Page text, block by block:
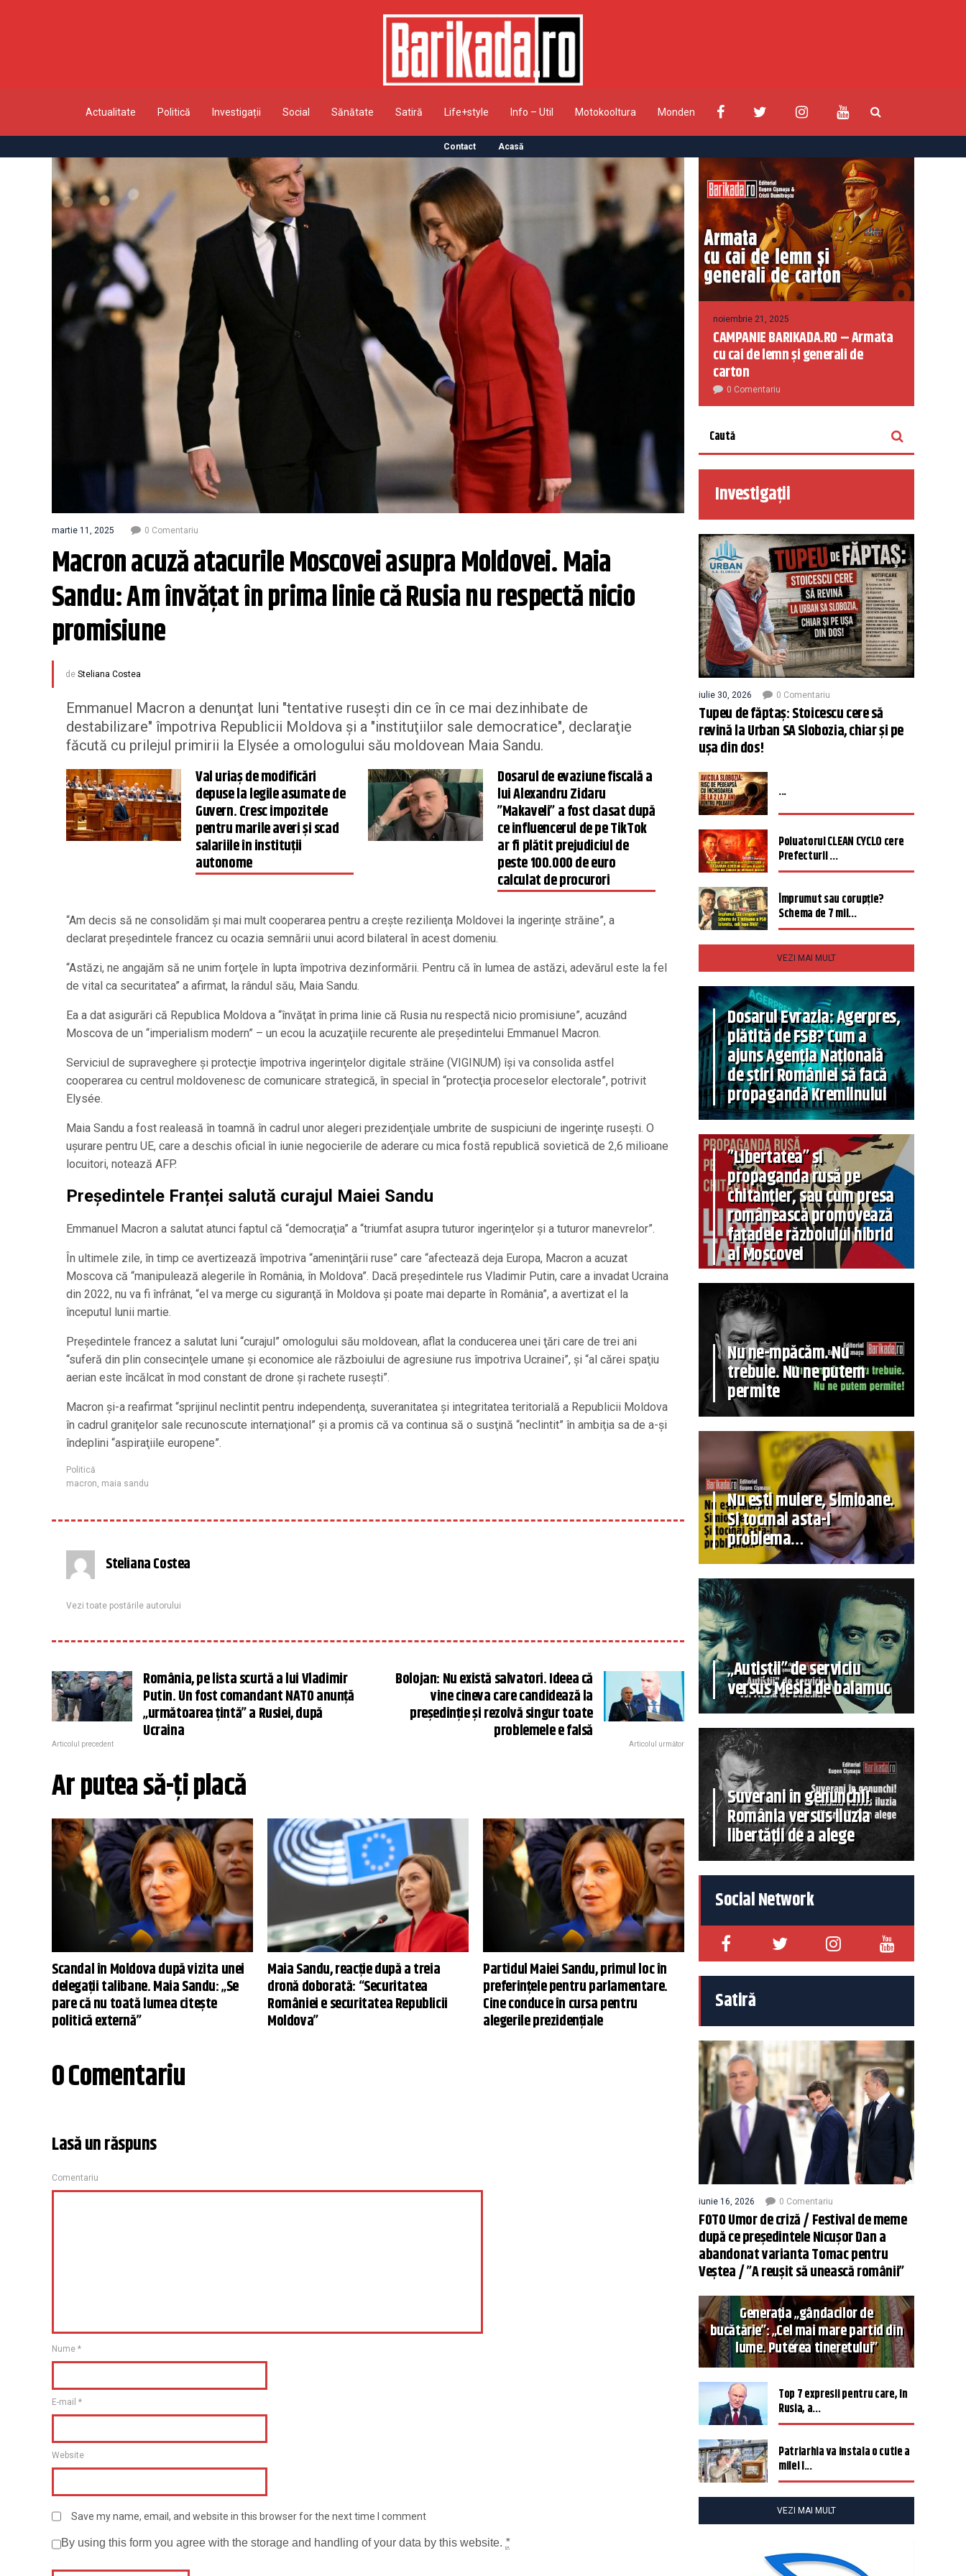
Actualitate Politică Investigații Social Sănătate Satiră Life+style Info – Util Motokooltura Monden
Contact Acasă
martie 11, 2025 0 Comentariu
Macron acuză atacurile Moscovei asupra Moldovei. Maia
Sandu: Am învăţat în prima linie că Rusia nu respectă nicio
promisiune
de Steliana Costea
Emmanuel Macron a denunţat luni "tentative ruseşti din ce în ce mai dezinhibate de
destabilizare" împotriva Republicii Moldova şi a "instituţiilor sale democratice", declaraţie
făcută cu prilejul primirii la Elysée a omologului său moldovean Maia Sandu.
Val uriaș de modificări
depuse la legile asumate de
Guvern. Cresc impozitele
pentru marile averi și scad
salariile în instituții
autonome
Dosarul de evaziune fiscală a
lui Alexandru Zidaru
”Makaveli” a fost clasat după
ce influencerul de pe TikTok
ar fi plătit prejudiciul de
peste 100.000 de euro
calculat de procurori
“Am decis să ne consolidăm şi mai mult cooperarea pentru a creşte rezilienţa Moldovei la ingerinţe străine”, a
declarat preşedintele francez cu ocazia semnării unui acord bilateral în acest domeniu.
“Astăzi, ne angajăm să ne unim forţele în lupta împotriva dezinformării. Pentru că în lumea de astăzi, adevărul este la fel
de vital ca securitatea” a afirmat, la rândul său, Maia Sandu.
Ea a dat asigurări că Republica Moldova a “învăţat în prima linie că Rusia nu respectă nicio promisiune”, acuzând
Moscova de un “imperialism modern” – un ecou la acuzaţiile recurente ale preşedintelui Emmanuel Macron.
Serviciul de supraveghere şi protecţie împotriva ingerinţelor digitale străine (VIGINUM) îşi va consolida astfel
cooperarea cu centrul moldovenesc de comunicare strategică, în special în “protecţia proceselor electorale”, potrivit
Elysée.
Maia Sandu a fost realeasă în toamnă în cadrul unor alegeri prezidenţiale umbrite de suspiciuni de ingerinţe ruseşti. O
uşurare pentru UE, care a deschis oficial în iunie negocierile de aderare cu mica fostă republică sovietică de 2,6 milioane
locuitori, notează AFP.
Președintele Franței salută curajul Maiei Sandu
Emmanuel Macron a salutat atunci faptul că “democraţia” a “triumfat asupra tuturor ingerinţelor şi a tuturor manevrelor”.
În ultimele zile, în timp ce avertizează împotriva “ameninţării ruse” care “afectează deja Europa, Macron a acuzat
Moscova că “manipulează alegerile în România, în Moldova”. Dacă preşedintele rus Vladimir Putin, care a invadat Ucraina
din 2022, nu va fi înfrânat, “el va merge cu siguranţă în Moldova şi poate mai departe în România”, a avertizat el la
începutul lunii martie.
Preşedintele francez a salutat luni “curajul” omologului său moldovean, aflat la conducerea unei ţări care de trei ani
“suferă din plin consecinţele umane şi economice ale războiului de agresiune rus împotriva Ucrainei”, şi “al cărei spaţiu
aerian este încălcat în mod constant de drone şi rachete ruseşti”.
Macron şi-a reafirmat “sprijinul neclintit pentru independenţa, suveranitatea şi integritatea teritorială a Republicii Moldova
în cadrul graniţelor sale recunoscute internaţional” şi a promis că va continua să o susţină “neclintit” în ambiţia sa de a-şi
îndeplini “aspiraţiile europene”.
Politică
macron, maia sandu
Steliana Costea
Vezi toate postările autorului
România, pe lista scurtă a lui Vladimir
Putin. Un fost comandant NATO anunță
„următoarea țintă” a Rusiei, după
Ucraina
Articolul precedent
Bolojan: Nu există salvatori. Ideea că
vine cineva care candidează la
preşedinţie şi rezolvă singur toate
problemele e falsă
Articolul următor
Ar putea să-ți placă
Scandal în Moldova după vizita unei
delegații talibane. Maia Sandu: „Se
pare că nu toată lumea citește
politică externă”
Maia Sandu, reacție după a treia
dronă doborată: “Securitatea
României e securitatea Republicii
Moldova”
Partidul Maiei Sandu, primul loc în
preferințele pentru parlamentare.
Cine conduce în cursa pentru
alegerile prezidențiale
0 Comentariu
Lasă un răspuns
Comentariu
Nume *
E-mail *
Website
Save my name, email, and website in this browser for the next time I comment
By using this form you agree with the storage and handling of your data by this website. *
noiembrie 21, 2025
CAMPANIE BARIKADA.RO – Armata
cu cai de lemn și generali de
carton
0 Comentariu
Investigații
iulie 30, 2026 0 Comentariu
Tupeu de făptaș: Stoicescu cere să
revină la Urban SA Slobozia, chiar și pe
ușa din dos!
...
Poluatorul CLEAN CYCLO cere
Prefecturii ...
Împrumut sau corupție?
Schema de 7 mil...
VEZI MAI MULT
Dosarul Evrazia: Agerpres,
plătită de FSB? Cum a
ajuns Agenția Națională
de știri României să facă
propagandă Kremlinului
”Libertatea” și
propaganda rusă pe
chitanțier, sau cum presa
românească promovează
fațadele războiului hibrid
al Moscovei
Nu ne-mpăcăm. Nu
trebuie. Nu ne putem
permite
Nu ești muiere, Simioane.
Și tocmai asta-i
problema…
„Autiștii” de serviciu
versus Mesia de balamuc
Suverani în genunchi!
România versus iluzia
libertății de a alege
Social Network
Satiră
iunie 16, 2026 0 Comentariu
FOTO Umor de criză / Festival de meme
după ce președintele Nicușor Dan a
abandonat varianta Tomac pentru
Veștea / ”A reușit să unească românii”
Generația „gândacilor de
bucătărie”: „Cel mai mare partid din
lume. Puterea tineretului”
Top 7 expresii pentru care, în
Rusia, a...
Patriarhia va instala o cutie a
milei î...
VEZI MAI MULT